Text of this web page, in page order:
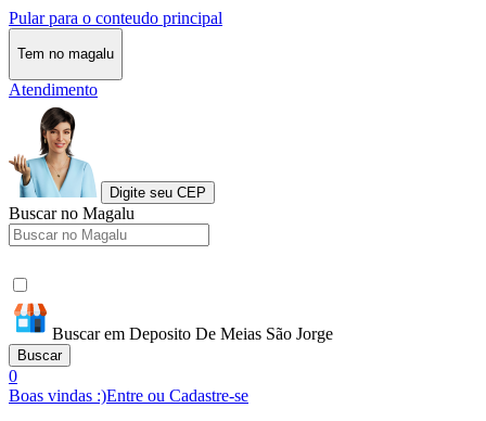
Pular para o conteudo principal
Tem no magalu
Atendimento
Digite seu CEP
Buscar no Magalu
Buscar em Deposito De Meias São Jorge
Buscar
0
Boas vindas :)Entre ou Cadastre-se